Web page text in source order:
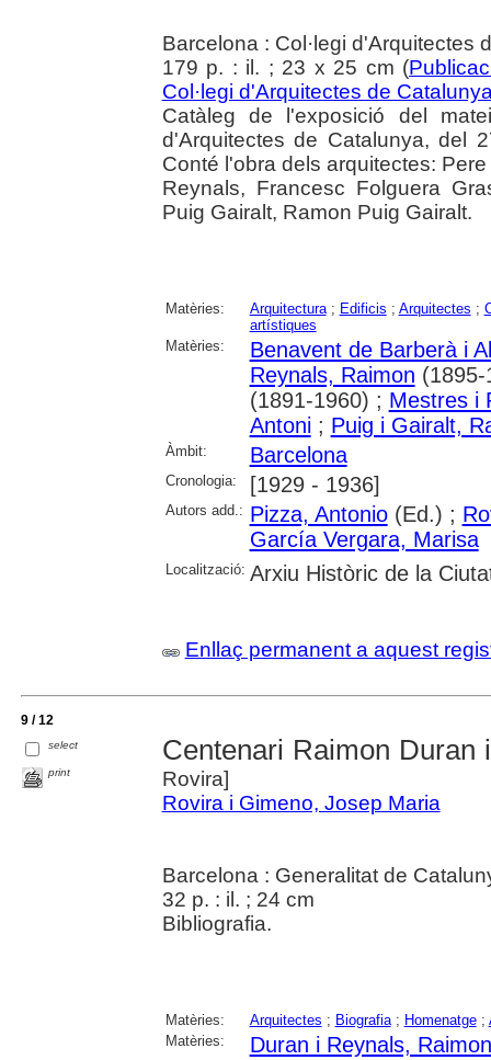
Barcelona : Col·legi d'Arquitectes
179 p. : il. ; 23 x 25 cm (
Col·legi d'Arquitectes de
Catàleg de l'exposició del
d'Arquitectes de Catalunya, del
Conté l'obra dels arquitectes:
Reynals, Francesc Folguera
Puig Gairalt, Ramon Puig Gairalt.
Matèries: Arquitectura; Edificis ; Arquitectes ;
artístiques
Matèries:
Benavent de Barberà i
Reynals, Raimon
(1891-1960) ; Mestres i
Antoni; Puig i Gairalt,
Àmbit: Barcelona
Cronologia: [1929 - 1936]
Autors add.: Pizza, Antonio(Ed.) ;
García Vergara, Marisa
Localització: Arxiu Històric de la
Enllaç permanent a aquest
9 / 12
select
print
Centenari Raimon Duran
Rovira]
Rovira i Gimeno, Josep Maria
Barcelona : Generalitat de
32 p. : il. ; 24 cm
Bibliografia.
Matèries: Arquitectes ; Biografia; Homenatge;
Matèries:
Duran i Reynals, Raimon